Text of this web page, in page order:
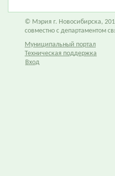
© Мэрия г. Новосибирска,
совместно с департаментом
Муниципальный портал
Техническая поддержка
Вход